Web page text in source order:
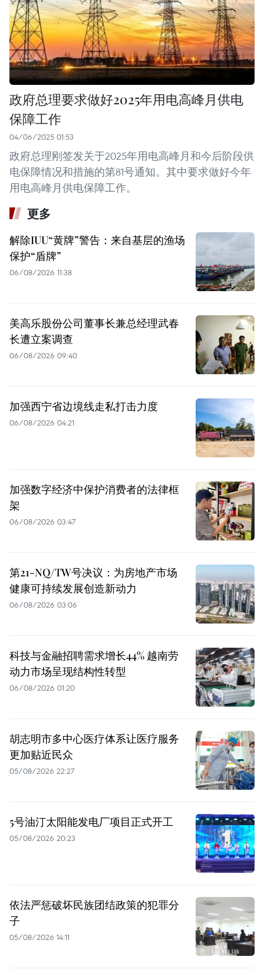
政府总理要求做好2025年用电高峰月供电
保障工作
04/06/2025 01:53
政府总理刚签发关于2025年用电高峰月和今后阶段供
电保障情况和措施的第81号通知。其中要求做好今年
用电高峰月供电保障工作。
更多
解除IUU“黄牌”警告：来自基层的渔场
保护“盾牌”
06/08/2026 11:38
美高乐股份公司董事长兼总经理武春
长遭立案调查
06/08/2026 09:40
加强西宁省边境线走私打击力度
06/08/2026 04:21
加强数字经济中保护消费者的法律框
架
06/08/2026 03:47
第21-NQ/TW号决议：为房地产市场
健康可持续发展创造新动力
06/08/2026 03:06
科技与金融招聘需求增长44% 越南劳
动力市场呈现结构性转型
06/08/2026 01:20
胡志明市多中心医疗体系让医疗服务
更加贴近民众
05/08/2026 22:27
5号油汀太阳能发电厂项目正式开工
05/08/2026 20:23
依法严惩破坏民族团结政策的犯罪分
子
05/08/2026 14:11